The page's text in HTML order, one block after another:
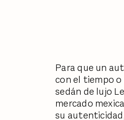
Para que un
con el tiempo o
sedán de lujo
mercado
su